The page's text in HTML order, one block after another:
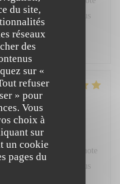
du site,
réseaux
des
sur «
refuser
» pour
Vous
choix à
sur
un cookie
pages du
notre démarche et nous
de nouveau
- Maitre d'Hôtel
Qualité / Prix
à cet avis
pour votre note
notre démarche et nous
de nouveau